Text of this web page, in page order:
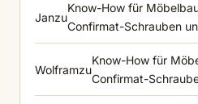
Janzu
Know-How für
Confirmat-Schrauben
Wolframzu
Know-How für
Confirmat-